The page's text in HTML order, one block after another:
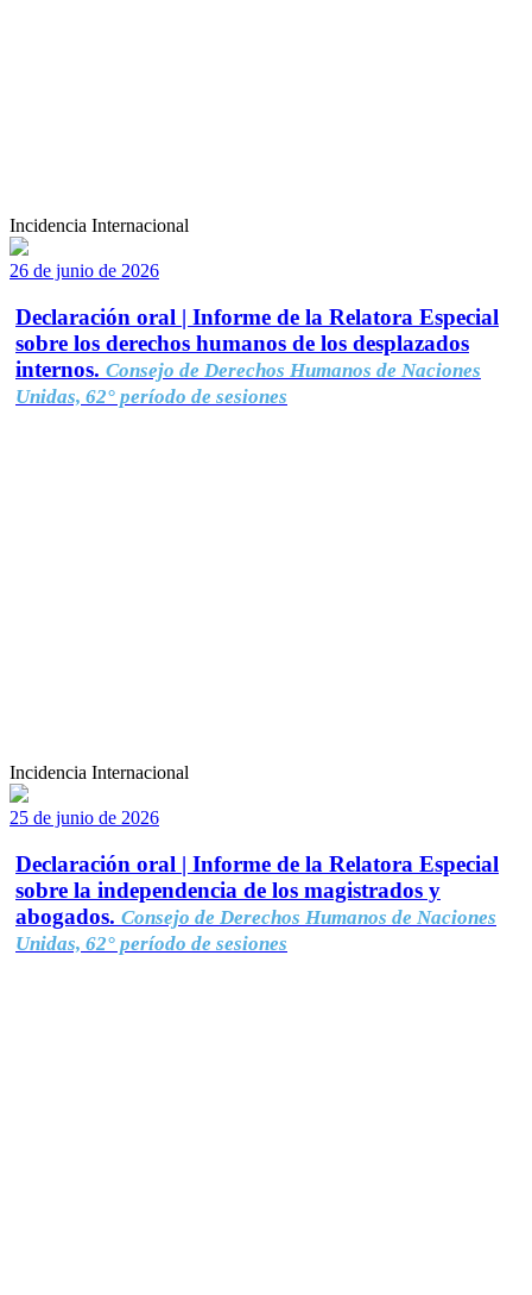
Incidencia Internacional
26 de junio de 2026
Declaración oral | Informe de la Relatora Especial
sobre los derechos humanos de los desplazados
internos. Consejo de Derechos Humanos de Naciones
Unidas, 62° período de sesiones
Incidencia Internacional
25 de junio de 2026
Declaración oral | Informe de la Relatora Especial
sobre la independencia de los magistrados y
abogados. Consejo de Derechos Humanos de Naciones
Unidas, 62° período de sesiones